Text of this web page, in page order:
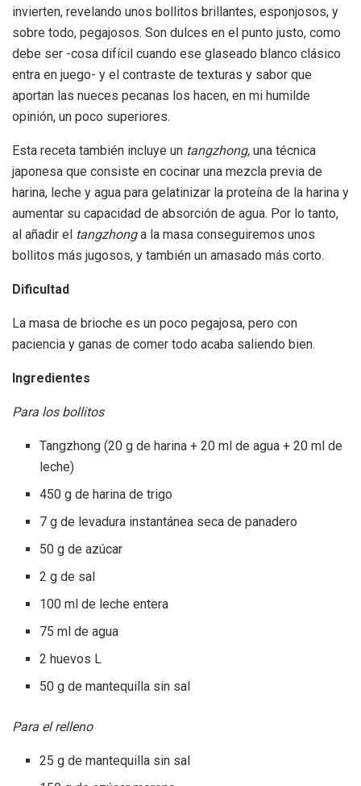
invierten, revelando unos bollitos brillantes, esponjosos, y
sobre todo, pegajosos. Son dulces en el punto justo, como
debe ser -cosa difícil cuando ese glaseado blanco clásico
entra en juego- y el contraste de texturas y sabor que
aportan las nueces pecanas los hacen, en mi humilde
opinión, un poco superiores.
Esta receta también incluye un tangzhong, una técnica
japonesa que consiste en cocinar una mezcla previa de
harina, leche y agua para gelatinizar la proteína de la harina y
aumentar su capacidad de absorción de agua. Por lo tanto,
al añadir el tangzhonga la masa conseguiremos unos
bollitos más jugosos, y también un amasado más corto.
Dificultad
La masa de brioche es un poco pegajosa, pero con
paciencia y ganas de comer todo acaba saliendo bien.
Ingredientes
Para los bollitos
Tangzhong (20 g de harina + 20 ml de agua + 20 ml de
leche)
450 g de harina de trigo
7 g de levadura instantánea seca de panadero
50 g de azúcar
2 g de sal
100 ml de leche entera
75 ml de agua
2 huevos L
50 g de mantequilla sin sal
Para el relleno
25 g de mantequilla sin sal